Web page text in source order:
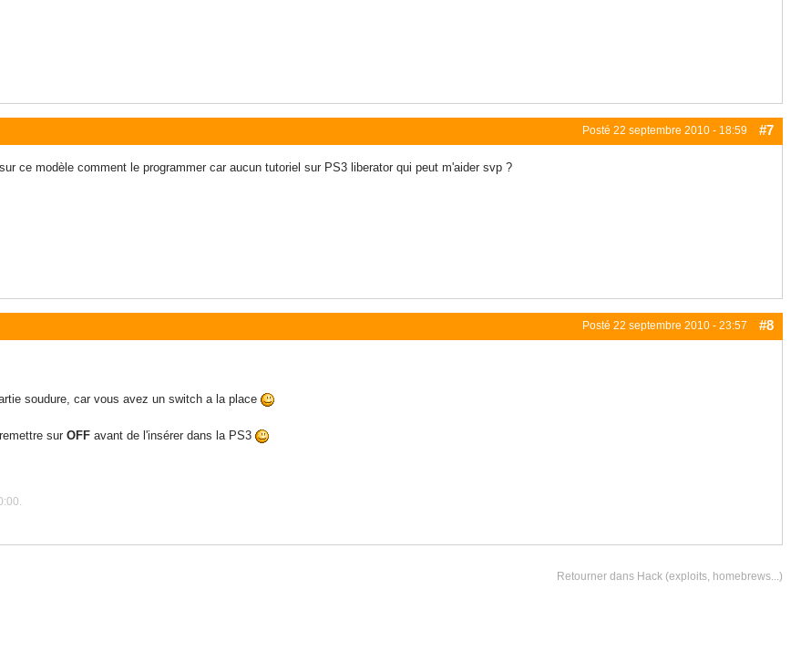
Posté 22 septembre 2010 - 18:59 #7
ce modèle comment le programmer car aucun tutoriel sur PS3 liberator qui peut m'aider svp ?
Posté 22 septembre 2010 - 23:57 #8
soudure, car vous avez un switch a la place
sur OFF avant de l'insérer dans la PS3
Retourner dans Hack (exploits, homebrews...)